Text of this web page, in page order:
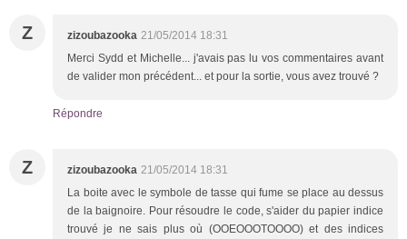
Z zizoubazooka 21/05/2014 18:31
Merci Sydd et Michelle... j'avais pas lu vos commentaires avant
de valider mon précédent... et pour la sortie, vous avez trouvé ?
Répondre
Z zizoubazooka 21/05/2014 18:31
La boite avec le symbole de tasse qui fume se place au dessus
de la baignoire. Pour résoudre le code, s'aider du papier indice
trouvé je ne sais plus où (OOEOOOTOOOO) et des indices